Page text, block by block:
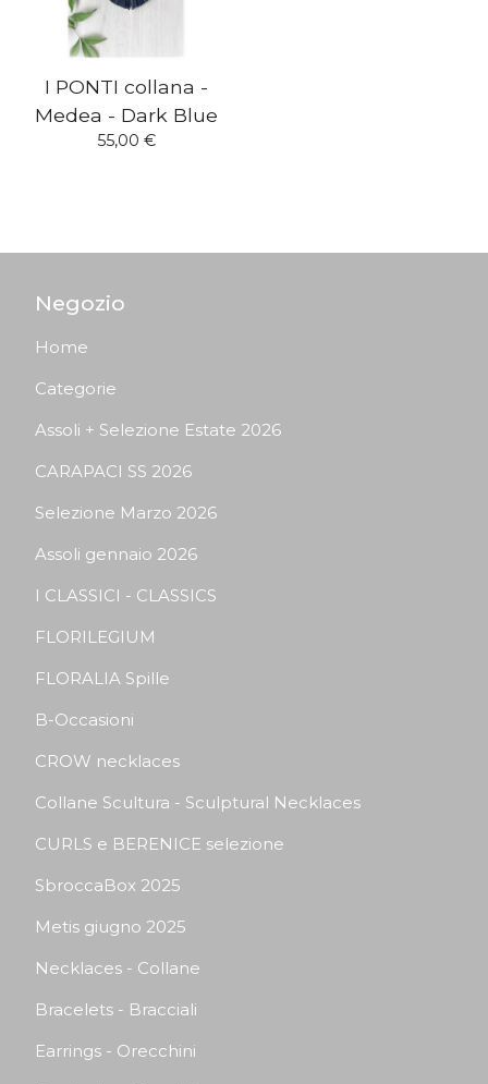
I PONTI collana -
Medea - Dark Blue
55,00 €
Negozio
Home
Categorie
Assoli + Selezione Estate 2026
CARAPACI SS 2026
Selezione Marzo 2026
Assoli gennaio 2026
I CLASSICI - CLASSICS
FLORILEGIUM
FLORALIA Spille
B-Occasioni
CROW necklaces
Collane Scultura - Sculptural Necklaces
CURLS e BERENICE selezione
SbroccaBox 2025
Metis giugno 2025
Necklaces - Collane
Bracelets - Bracciali
Earrings - Orecchini